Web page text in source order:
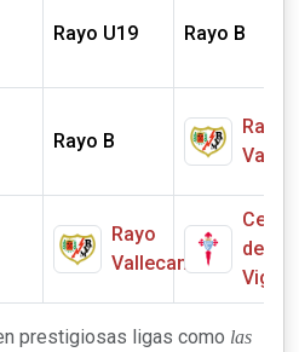
Rayo U19 Rayo B
Rayo B
Rayo
Rayo
Vallecano
Celta
de
Vigo
prestigiosas ligas como las